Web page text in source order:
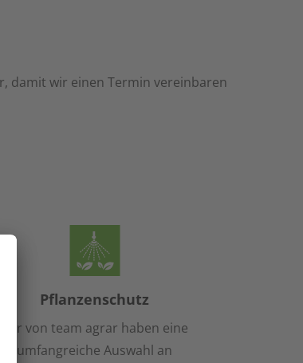
damit wir einen Termin vereinbaren
Pflanzenschutz
Wir von team agrar haben eine
umfangreiche Auswahl an